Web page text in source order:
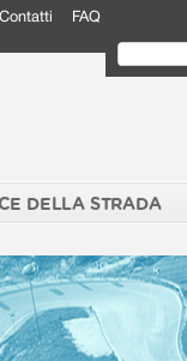
Contatti FAQ
DELLA STRADA